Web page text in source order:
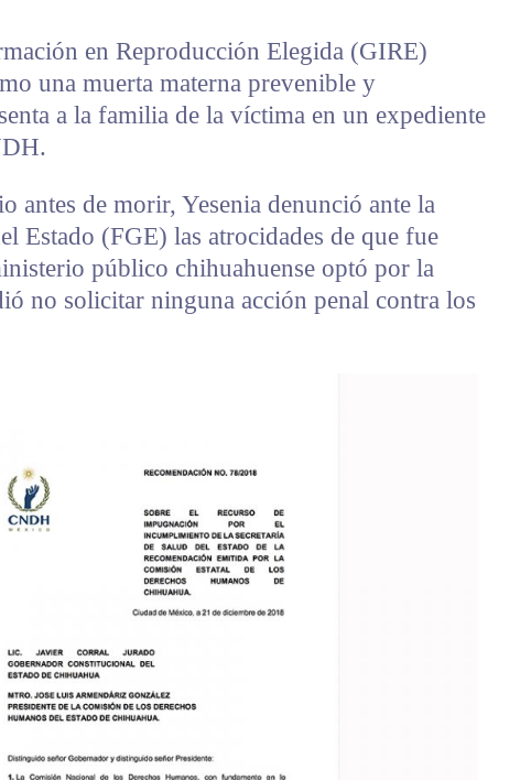
en Reproducción Elegida (GIRE)
una muerta materna prevenible y
a la familia de la víctima en un expediente
antes de morir, Yesenia denunció ante la
Estado (FGE) las atrocidades de que fue
público chihuahuense optó por la
no solicitar ninguna acción penal contra los